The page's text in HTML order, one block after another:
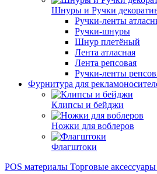
Шнуры и Ручки
Ручки-ленты
Ручки-шнуры
Шнур плетёный
Лента атласная
Лента репсовая
Ручки-ленты
Фурнитура для
Клипсы и бeйджи
Ножки для воблеров
Флагштоки
POS материалы Торговые аксессуары